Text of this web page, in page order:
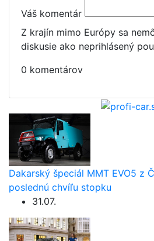
Váš komentár
Z krajín mimo Európy sa
diskusie ako neprihlásený
0 komentárov
Dakarský špeciál MMT EVO5 z
poslednú chvíľu stopku
31.07.